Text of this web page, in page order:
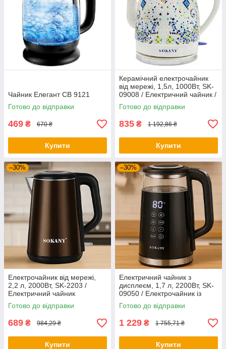
Чайник Елегант CB 9121
Готово до відправки
469 ₴ 670 ₴
Купити
Керамічний електрочайник
від мережі, 1,5л, 1000Вт, SK-
09008 / Електричний чайник /
Дисковий чайник
Готово до відправки
835 ₴ 1 192,86 ₴
Купити
–30%
Електрочайник від мережі,
2,2 л, 2000Вт, SK-2203 /
Електричний чайник
дисковий / Чайник з
нержавіючої сталі
Готово до відправки
689 ₴ 984,29 ₴
Купити
–30%
Електричний чайник з
дисплеєм, 1,7 л, 2200Вт, SK-
09050 / Електрочайник із
сенсорним керуванням
Готово до відправки
1 229 ₴ 1 755,71 ₴
Купити